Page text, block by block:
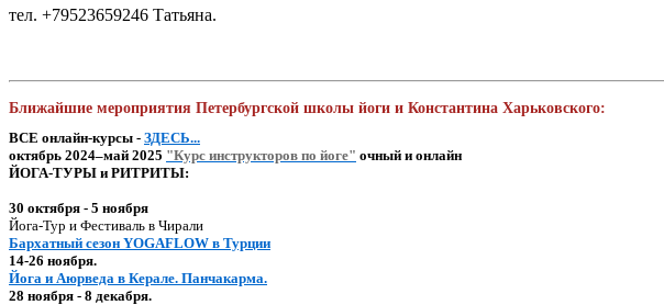
тел. +79523659246 Татьяна.
Ближайшие мероприятия Петербургской школы йоги и Константина Харьковского:
ВСЕ онлайн-курсы - ЗДЕСЬ...
октябрь 2024–май 2025 "Курс инструкторов по йоге" очный и онлайн
ЙОГА-ТУРЫ и РИТРИТЫ:
30 октября - 5 ноября
Йога-Тур и Фестиваль в Чирали
Бархатный сезон YOGAFLOW в Турции
14-26 ноября.
Йога и Аюрведа в Керале. Панчакарма.
28 ноября - 8 декабря.